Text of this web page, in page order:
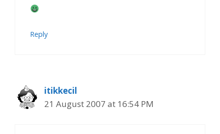
Reply
itikkecil
21 August 2007 at 16:54 PM